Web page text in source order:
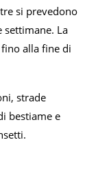
si prevedono
settimane. La
alla fine di
strade
bestiame e